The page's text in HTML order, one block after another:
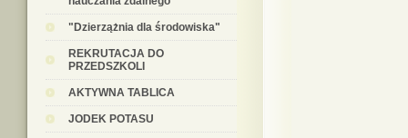
"Dzierzążnia dla środowiska"
REKRUTACJA DO
PRZEDSZKOLI
AKTYWNA TABLICA
JODEK POTASU